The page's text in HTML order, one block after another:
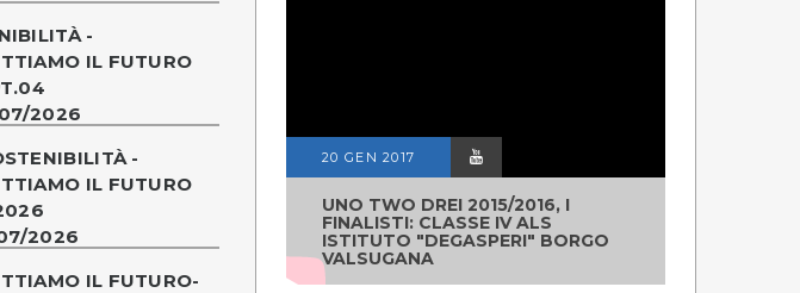
-
IL FUTURO
2026
-
IL FUTURO
2026
IL FUTURO-
20 GEN 2017
UNO TWO DREI 2015/2016, I
FINALISTI: CLASSE IV ALS
ISTITUTO "DEGASPERI" BORGO
VALSUGANA